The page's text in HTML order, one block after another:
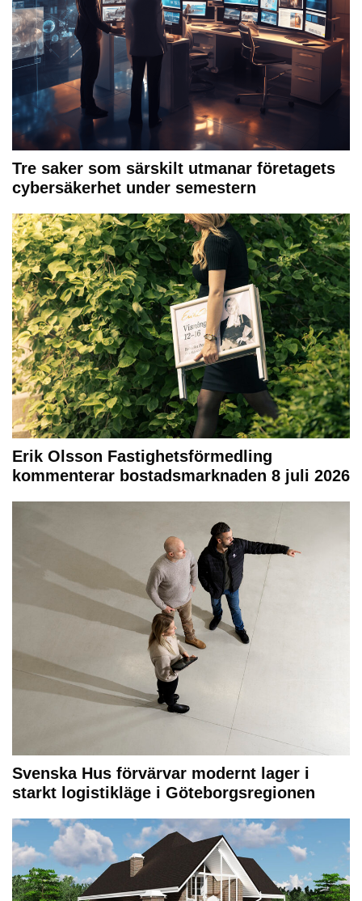
Tre saker som särskilt utmanar företagets
cybersäkerhet under semestern
Erik Olsson Fastighetsförmedling
kommenterar bostadsmarknaden 8 juli 2026
Svenska Hus förvärvar modernt lager i
starkt logistikläge i Göteborgsregionen